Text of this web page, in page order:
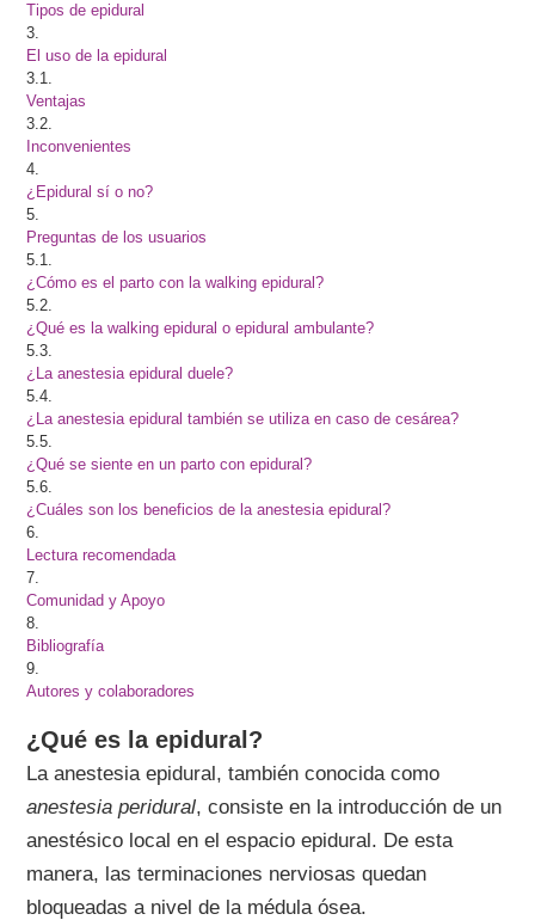
Tipos de epidural
3.
El uso de la epidural
3.1.
Ventajas
3.2.
Inconvenientes
4.
¿Epidural sí o no?
5.
Preguntas de los usuarios
5.1.
¿Cómo es el parto con la walking epidural?
5.2.
¿Qué es la walking epidural o epidural ambulante?
5.3.
¿La anestesia epidural duele?
5.4.
¿La anestesia epidural también se utiliza en caso de cesárea?
5.5.
¿Qué se siente en un parto con epidural?
5.6.
¿Cuáles son los beneficios de la anestesia epidural?
6.
Lectura recomendada
7.
Comunidad y Apoyo
8.
Bibliografía
9.
Autores y colaboradores
¿Qué es la epidural?
La anestesia epidural, también conocida como
anestesia peridural, consiste en la introducción de un
anestésico local en el espacio epidural. De esta
manera, las terminaciones nerviosas quedan
bloqueadas a nivel de la médula ósea.